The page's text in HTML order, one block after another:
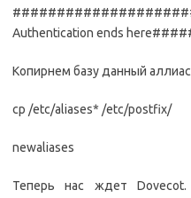
Authentication ends
Копирнем базу данный
cp /etc/aliases* /etc/postfix/
newaliases
Теперь нас ждет